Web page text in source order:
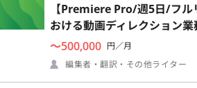
【Premiere Pro/週5日/フル
おける動画ディレクション業
〜500,000 円／月
編集者・翻訳・その他ライター